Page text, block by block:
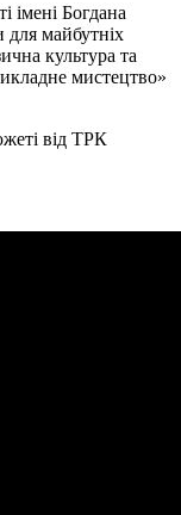
імені Богдана
для майбутніх
культура та
мистецтво»
від ТРК